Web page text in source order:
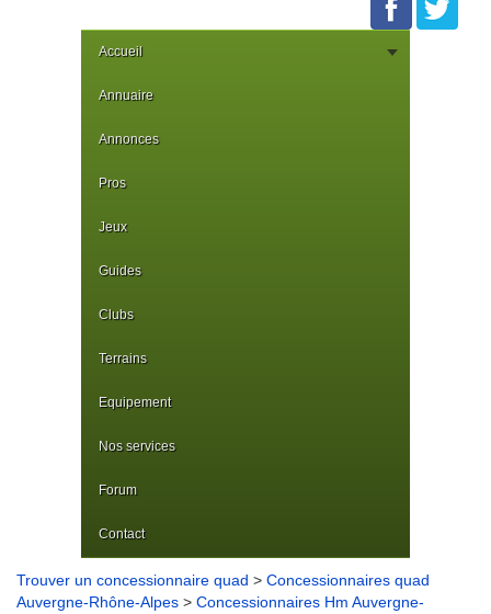
Accueil
Annuaire
Annonces
Pros
Jeux
Guides
Clubs
Terrains
Equipement
Nos services
Forum
Contact
Trouver un concessionnaire quad > Concessionnaires quad
Auvergne-Rhône-Alpes > Concessionnaires Hm Auvergne-